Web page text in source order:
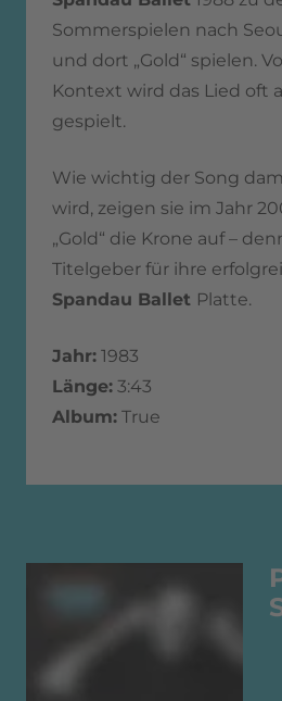
Sommerspielen nach
und dort „Gold“ spielen.
Kontext wird das Lied oft
gespielt.
Wie wichtig der Song
wird, zeigen sie im Jahr
„Gold“ die Krone auf –
Titelgeber für ihre
Spandau Ballet Platte.
Jahr: 1983
Länge: 3:43
Album: True